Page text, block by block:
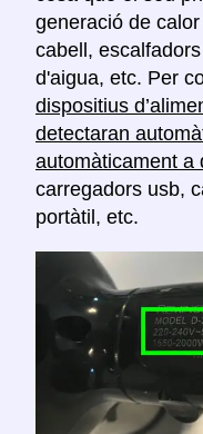
generació de
cabell,
d'aigua, etc. Per
dispositius
detectaran
automàticament a
carregadors usb,
portàtil, etc.